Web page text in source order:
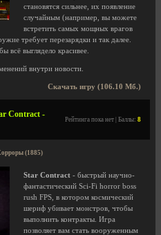
становятся сильнее, их появление
случайным (например, вы можете
встретить самых мощных врагов
требует перезарядки и так далее.
всё выглядело красивее.
внутри новости.
Скачать игру (106.10 Мб.)
Contract -
Рейтинга пока нет | Баллы: 8
(1885)
Star Contract - быстрый научно-
фантастический Sci-Fi horror boss
rush FPS, в котором космический
шериф убивает монстров, чтобы
выполнить контракты. Игра
позволяет вам стать вооруженным